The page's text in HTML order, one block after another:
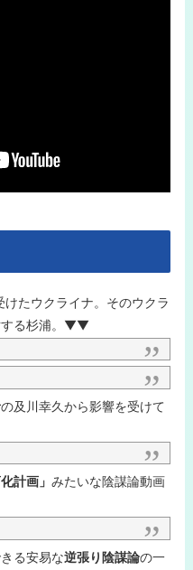
たウクライナ。そのウクラ
する杉浦。▼▼
の及川幸久から影響を受けて
計画」 みたいな陰謀論動画
る安易な逆張り陰謀論の一